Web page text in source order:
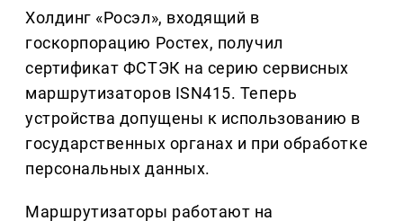
Холдинг «Росэл», входящий в
госкорпорацию Ростех, получил
сертификат ФСТЭК на серию сервисных
маршрутизаторов ISN415. Теперь
устройства допущены к использованию в
государственных органах и при обработке
персональных данных.
Маршрутизаторы работают на